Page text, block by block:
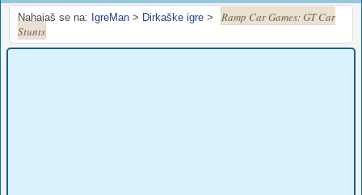
Nahajaš se na: IgreMan > Dirkaške igre >
Ramp Car Games: GT Car
Stunts